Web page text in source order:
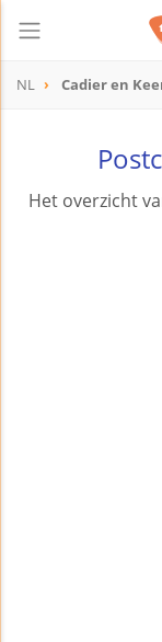
NL Cadier en
Het overzicht